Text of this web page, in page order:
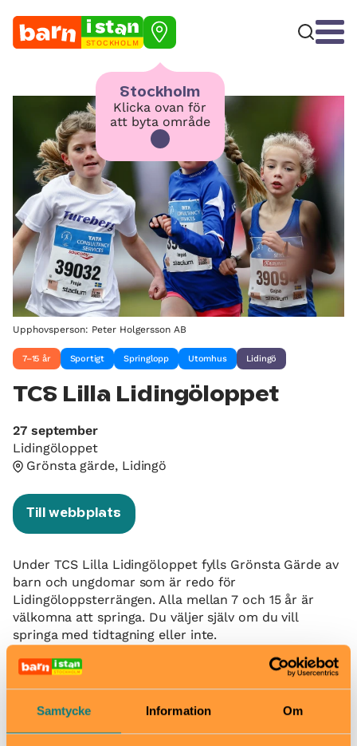
Samtycke Information Om
STOCKHOLM
Stockholm
Klicka ovan för
att byta område
Upphovsperson: Peter Holgersson AB
7–15 år Sportigt Springlopp Utomhus Lidingö
TCS Lilla Lidingöloppet
27 september
Lidingöloppet
Grönsta gärde, Lidingö
Till webbplats
Under TCS Lilla Lidingöloppet fylls Grönsta Gärde av
barn och ungdomar som är redo för
Lidingöloppsterrängen. Alla mellan 7 och 15 år är
välkomna att springa. Du väljer själv om du vill
springa med tidtagning eller inte.
Start- och målplats är på Grönsta Gärde.
Vi har adderat en ny klass för dig i åldern 9-15 år. Vi
vill ge möjlighet för barn att springa en längre distans